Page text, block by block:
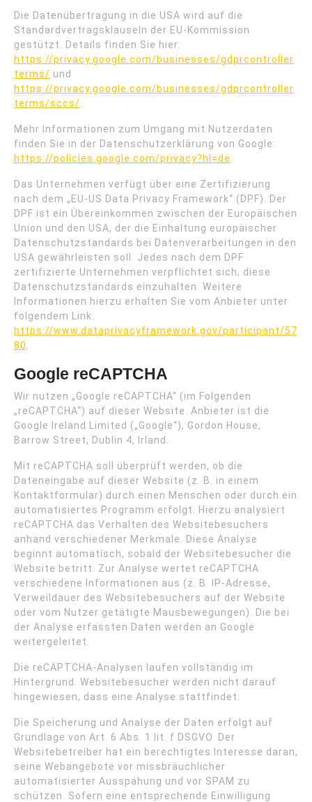
Die Datenübertragung in die USA wird auf die
Standardvertragsklauseln der EU-Kommission
gestützt. Details finden Sie hier:
https://privacy.google.com/businesses/gdprcontroller
terms/ und
https://privacy.google.com/businesses/gdprcontroller
terms/sccs/
Mehr Informationen zum Umgang mit Nutzerdaten
finden Sie in der Datenschutzerklärung von Google:
https://policies.google.com/privacy?hl=de
Das Unternehmen verfügt über eine Zertifizierung
nach dem „EU-US Data Privacy Framework“ (DPF). Der
DPF ist ein Übereinkommen zwischen der Europäischen
Union und den USA, der die Einhaltung europäischer
Datenschutzstandards bei Datenverarbeitungen in den
USA gewährleisten soll. Jedes nach dem DPF
zertifizierte Unternehmen verpflichtet sich, diese
Datenschutzstandards einzuhalten. Weitere
Informationen hierzu erhalten Sie vom Anbieter unter
folgendem Link:
https://www.dataprivacyframework.gov/participant/57
80
Google reCAPTCHA
Wir nutzen „Google reCAPTCHA“ (im Folgenden
„reCAPTCHA“) auf dieser Website. Anbieter ist die
Google Ireland Limited („Google“), Gordon House,
Barrow Street, Dublin 4, Irland.
Mit reCAPTCHA soll überprüft werden, ob die
Dateneingabe auf dieser Website (z. B. in einem
Kontaktformular) durch einen Menschen oder durch ein
automatisiertes Programm erfolgt. Hierzu analysiert
reCAPTCHA das Verhalten des Websitebesuchers
anhand verschiedener Merkmale. Diese Analyse
beginnt automatisch, sobald der Websitebesucher die
Website betritt. Zur Analyse wertet reCAPTCHA
verschiedene Informationen aus (z. B. IP-Adresse,
Verweildauer des Websitebesuchers auf der Website
oder vom Nutzer getätigte Mausbewegungen). Die bei
der Analyse erfassten Daten werden an Google
weitergeleitet.
Die reCAPTCHA-Analysen laufen vollständig im
Hintergrund. Websitebesucher werden nicht darauf
hingewiesen, dass eine Analyse stattfindet.
Die Speicherung und Analyse der Daten erfolgt auf
Grundlage von Art. 6 Abs. 1 lit. f DSGVO. Der
Websitebetreiber hat ein berechtigtes Interesse daran,
seine Webangebote vor missbräuchlicher
automatisierter Ausspähung und vor SPAM zu
schützen. Sofern eine entsprechende Einwilligung